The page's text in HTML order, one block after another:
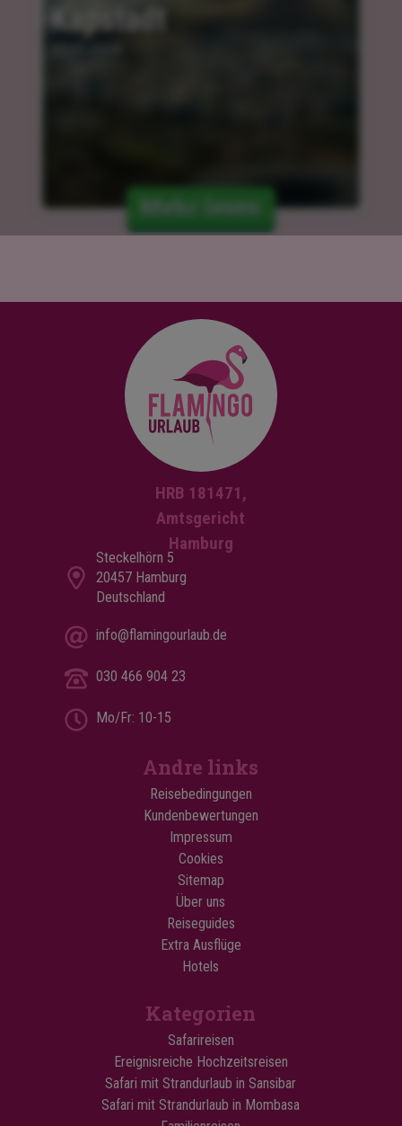
Kapstadt
Mehr lesen
HRB 181471,
Amtsgericht
Hamburg
Steckelhörn 5
20457 Hamburg
Deutschland
info@flamingourlaub.de
030 466 904 23
Mo/Fr: 10-15
Andre links
Reisebedingungen
Kundenbewertungen
Impressum
Cookies
Sitemap
Über uns
Reiseguides
Extra Ausflüge
Hotels
Kategorien
Safarireisen
Ereignisreiche Hochzeitsreisen
Safari mit Strandurlaub in Sansibar
Safari mit Strandurlaub in Mombasa